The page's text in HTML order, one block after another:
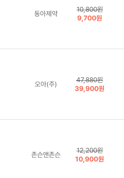
동아제약
10,800원
9,700원
오아(주)
47,880원
39,900원
존슨앤존슨
12,200원
10,900원